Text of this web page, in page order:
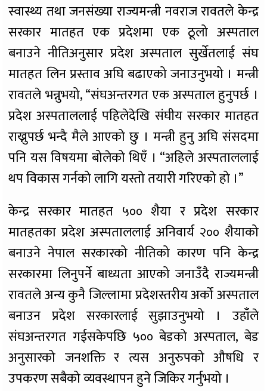
स्वास्थ्य तथा जनसंख्या राज्यमन्त्री नवराज रावतले केन्द्र
सरकार मातहत एक प्रदेशमा एक ठूलो अस्पताल
बनाउने नीतिअनुसार प्रदेश अस्पताल सुर्खेतलाई संघ
मातहत लिन प्रस्ताव अघि बढाएको जनाउनुभयो । मन्त्री
रावतले भन्नुभयो, “संघअन्तरगत एक अस्पताल हुनुपर्छ ।
प्रदेश अस्पताललाई पहिलेदेखि संघीय सरकार मातहत
राख्नुपर्छ भन्दै मैले आएको छु । मन्त्री हुनु अघि संसदमा
पनि यस विषयमा बोलेको थिएँ । “अहिले अस्पताललाई
थप विकास गर्नको लागि यस्तो तयारी गरिएको हो ।”
केन्द्र सरकार मातहत ५०० शैया र प्रदेश सरकार
मातहतका प्रदेश अस्पताललाई अनिवार्य २०० शैयाको
बनाउने नेपाल सरकारको नीतिको कारण पनि केन्द्र
सरकारमा लिनुपर्ने बाध्यता आएको जनाउँदै राज्यमन्त्री
रावतले अन्य कुनै जिल्लामा प्रदेशस्तरीय अर्को अस्पताल
बनाउन प्रदेश सरकारलाई सुझाउनुभयो । उहाँले
संघअन्तरगत गईसकेपछि ५०० बेडको अस्पताल, बेड
अनुसारको जनशक्ति र त्यस अनुरुपको औषधि र
उपकरण सबैको व्यवस्थापन हुने जिकिर गर्नुभयो ।